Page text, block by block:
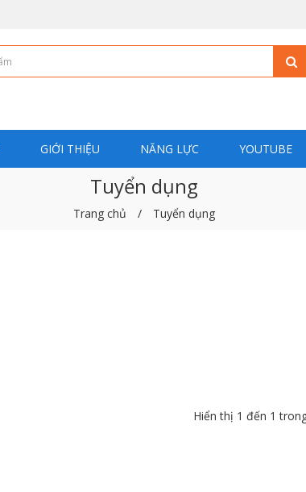
GIỚI THIỆU NĂNG LỰC YOUTUBE
Tuyển dụng
Trang chủ Tuyển dụng
Hiển thị 1 đến 1